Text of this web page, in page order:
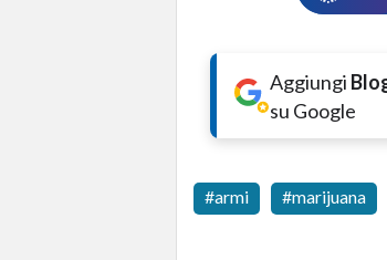
Aggiungi
su Google
armi marijuana